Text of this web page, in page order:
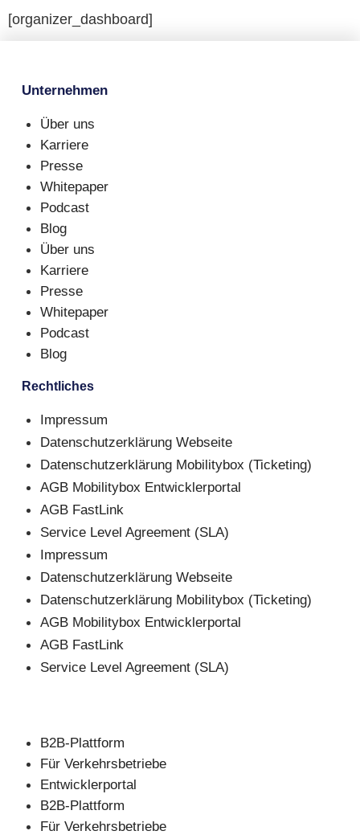
[organizer_dashboard]
Unternehmen
Über uns
Karriere
Presse
Whitepaper
Podcast
Blog
Über uns
Karriere
Presse
Whitepaper
Podcast
Blog
Rechtliches
Impressum
Datenschutzerklärung Webseite
Datenschutzerklärung Mobilitybox (Ticketing)
AGB Mobilitybox Entwicklerportal
AGB FastLink
Service Level Agreement (SLA)
Impressum
Datenschutzerklärung Webseite
Datenschutzerklärung Mobilitybox (Ticketing)
AGB Mobilitybox Entwicklerportal
AGB FastLink
Service Level Agreement (SLA)
B2B-Plattform
Für Verkehrsbetriebe
Entwicklerportal
B2B-Plattform
Für Verkehrsbetriebe